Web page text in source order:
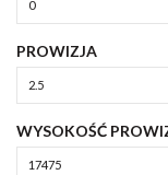
PROWIZJA
WYSOKOŚĆ